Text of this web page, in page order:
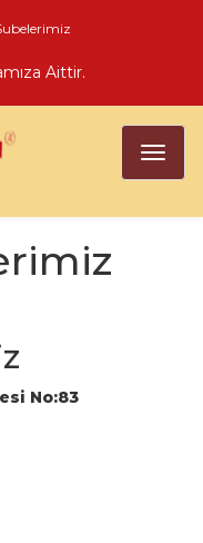
Aittir.
No:83